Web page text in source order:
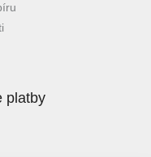
platby